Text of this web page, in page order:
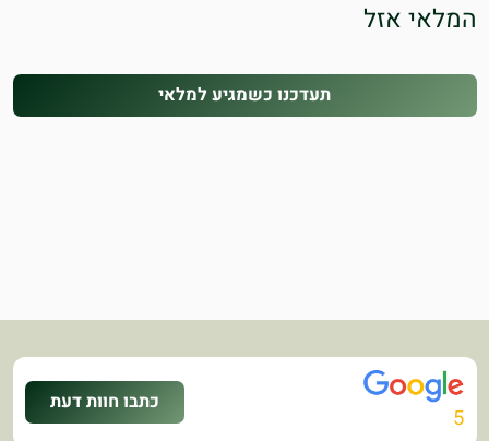
המלאי אזל
תעדכנו כשמגיע למלאי
5
כתבו חוות דעת